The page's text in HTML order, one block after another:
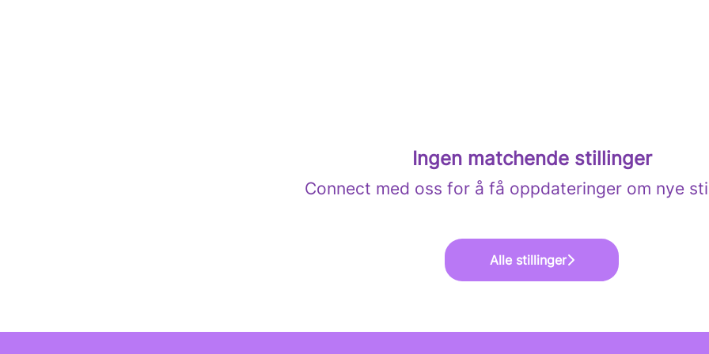
Ingen matchende stillinger
Connect med oss for å få oppdateringer om nye
Alle stillinger